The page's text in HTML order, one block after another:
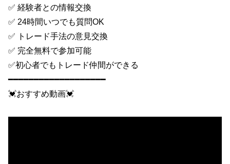
✅ 経験者との情報交換
✅ 24時間いつでも質問OK
✅ トレード手法の意見交換
✅ 完全無料で参加可能
✅初心者でもトレード仲間ができる
━━━━━━━━━━━━━━━━━━━
💓おすすめ動画💓